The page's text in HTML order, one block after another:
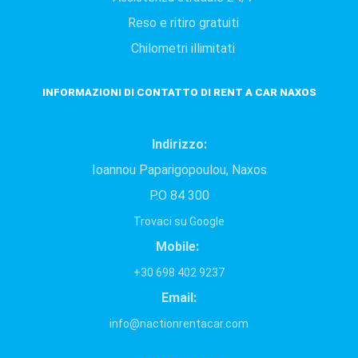
Reso e ritiro gratuiti
Chilometri illimitati
INFORMAZIONI DI CONTATTO DI RENT A CAR ΝAXOS
Indirizzo:
Ioannou Paparigopoulou, Naxos
P.O 84 300
Trovaci su Google
Mobile:
+30 698 402 9237
Email:
info@nactionrentacar.com